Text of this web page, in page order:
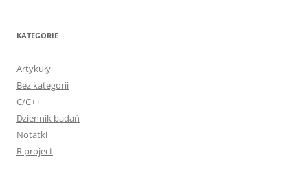
KATEGORIE
Artykuły
Bez kategorii
C/C++
Dziennik badań
Notatki
R project